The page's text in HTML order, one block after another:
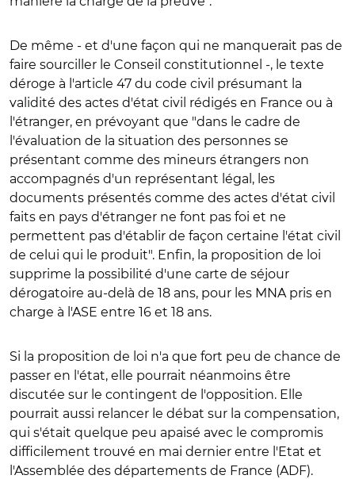
De même - et d'une façon qui ne manquerait pas de
faire sourciller le Conseil constitutionnel -, le texte
déroge à l'article 47 du code civil présumant la
validité des actes d'état civil rédigés en France ou à
l'étranger, en prévoyant que "dans le cadre de
l'évaluation de la situation des personnes se
présentant comme des mineurs étrangers non
accompagnés d'un représentant légal, les
documents présentés comme des actes d'état civil
faits en pays d'étranger ne font pas foi et ne
permettent pas d'établir de façon certaine l'état civil
de celui qui le produit". Enfin, la proposition de loi
supprime la possibilité d'une carte de séjour
dérogatoire au-delà de 18 ans, pour les MNA pris en
charge à l'ASE entre 16 et 18 ans.
Si la proposition de loi n'a que fort peu de chance de
passer en l'état, elle pourrait néanmoins être
discutée sur le contingent de l'opposition. Elle
pourrait aussi relancer le débat sur la compensation,
qui s'était quelque peu apaisé avec le compromis
difficilement trouvé en mai dernier entre l'Etat et
l'Assemblée des départements de France (ADF).